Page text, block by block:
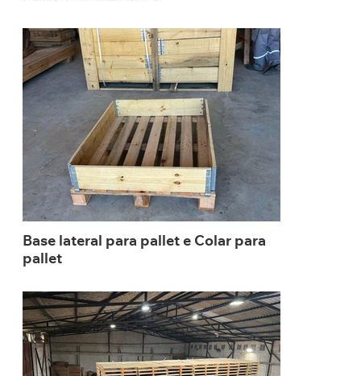
Base lateral para pallet e Colar para
pallet